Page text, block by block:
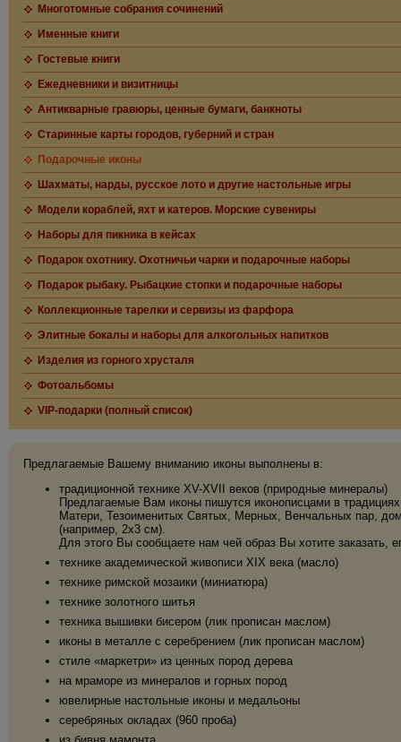
Многотомные собрания сочинений
Именные книги
Гостевые книги
Ежедневники и визитницы
Антикварные гравюры, ценные бумаги, банкноты
Старинные карты городов, губерний и стран
Подарочные иконы
Шахматы, нарды, русское лото и другие настольные игры
Модели кораблей, яхт и катеров. Морские сувениры
Наборы для пикника в кейсах
Подарок охотнику. Охотничьи чарки и подарочные наборы
Подарок рыбаку. Рыбацкие стопки и подарочные наборы
Коллекционные тарелки и сервизы из фарфора
Элитные бокалы и наборы для алкогольных напитков
Изделия из горного хрусталя
Фотоальбомы
VIP-подарки (полный список)
Предлагаемые Вашему вниманию иконы выполнены в:
традиционной технике XV-XVII веков (природные минералы)
Предлагаемые Вам иконы пишутся иконописцами в
Матери, Тезоименитых Святых, Мерных, Венчальных пар,
(например, 2х3 см).
Для этого Вы сообщаете нам чей образ Вы хотите заказать,
технике академической живописи XIX века (масло)
технике римской мозаики (миниатюра)
технике золотного шитья
техника вышивки бисером (лик прописан маслом)
иконы в металле с серебрением (лик прописан маслом)
стиле «маркетри» из ценных пород дерева
на мраморе из минералов и горных пород
ювелирные настольные иконы и медальоны
серебряных окладах (960 проба)